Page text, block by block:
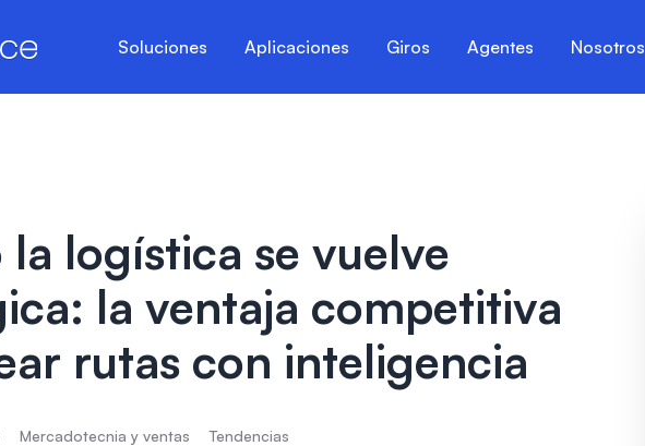
Soluciones Aplicaciones Giros Agentes Nosotros
la logística se vuelve
la ventaja competitiva
rutas con inteligencia
Mercadotecnia y ventas Tendencias